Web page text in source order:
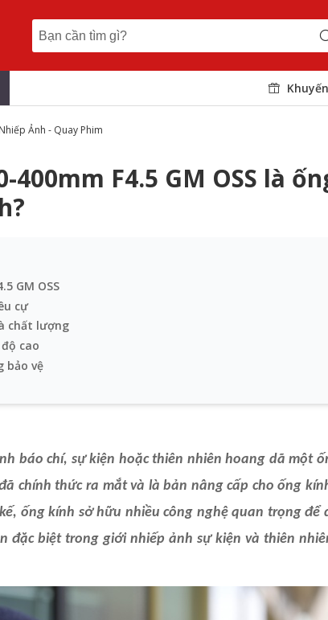
Nhiếp Ảnh - Quay Phim
400mm F4.5 GM OSS là
GM OSS
cự
chất lượng
cao
bảo vệ
báo chí, sự kiện hoặc thiên nhiên hoang dã một
chính thức ra mắt và là bản nâng cấp cho ống
ống kính sở hữu nhiều công nghệ quan trọng
đặc biệt trong giới nhiếp ảnh sự kiện và thiên